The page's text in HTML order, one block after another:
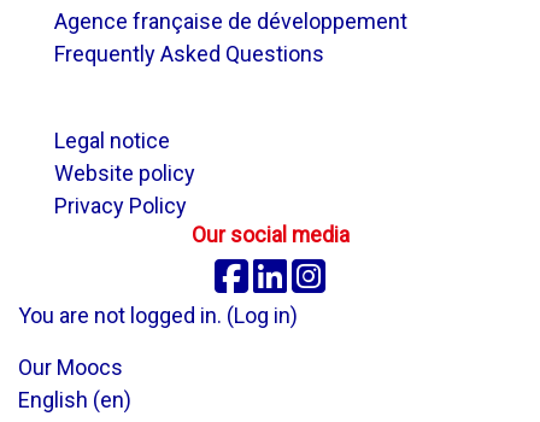
Agence française de développement
Frequently Asked Questions
Legal notice
Website policy
Privacy Policy
Our social media
Facebook
Linkedin
You are not logged in. (Log in)
Our Moocs
English ‎(en)‎